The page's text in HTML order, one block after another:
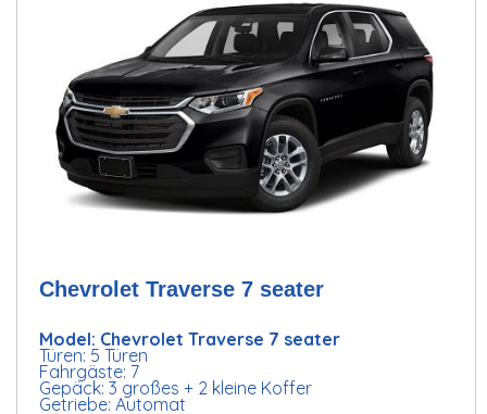
Chevrolet Traverse 7 seater
Model: Chevrolet Traverse 7 seater
Türen: 5 Türen
Fahrgäste: 7
Gepäck: 3 großes + 2 kleine Koffer
Getriebe: Automat